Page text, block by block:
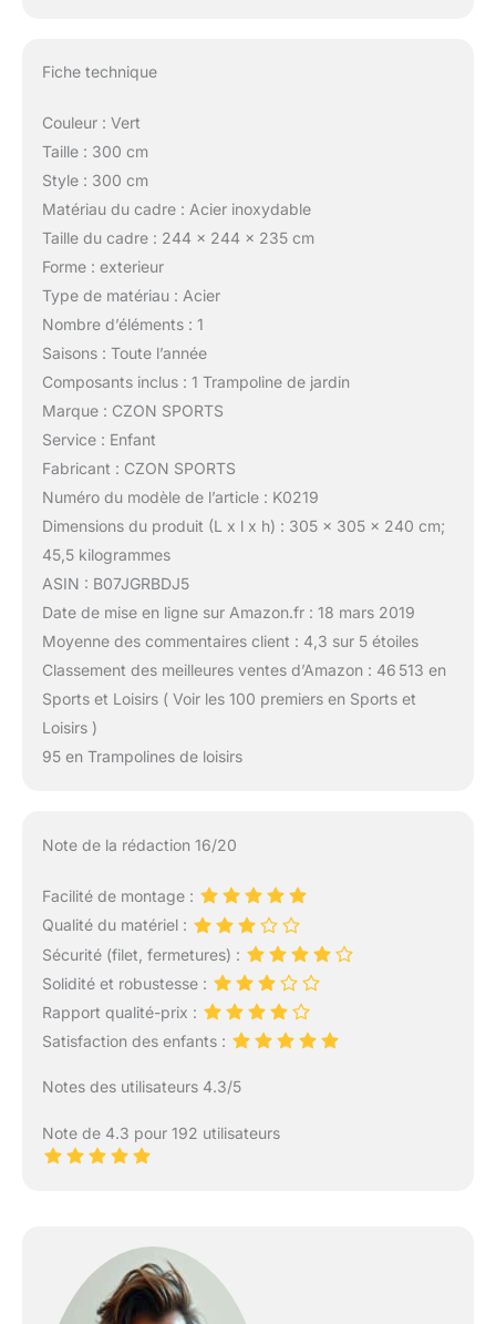
Fiche technique
Couleur : Vert
Taille : 300 cm
Style : 300 cm
Matériau du cadre : Acier inoxydable
Taille du cadre : 244 x 244 x 235 cm
Forme : exterieur
Type de matériau : Acier
Nombre d’éléments : 1
Saisons : Toute l’année
Composants inclus : 1 Trampoline de jardin
Marque : CZON SPORTS
Service : Enfant
Fabricant : CZON SPORTS
Numéro du modèle de l’article : K0219
Dimensions du produit (L x l x h) : 305 x 305 x 240 cm;
45,5 kilogrammes
ASIN : B07JGRBDJ5
Date de mise en ligne sur Amazon.fr : 18 mars 2019
Moyenne des commentaires client : 4,3 sur 5 étoiles
Classement des meilleures ventes d’Amazon : 46 513 en
Sports et Loisirs ( Voir les 100 premiers en Sports et
Loisirs )
95 en Trampolines de loisirs
Note de la rédaction 16/20
Facilité de montage :
Qualité du matériel :
Sécurité (filet, fermetures) :
Solidité et robustesse :
Rapport qualité-prix :
Satisfaction des enfants :
Notes des utilisateurs 4.3/5
Note de 4.3 pour 192 utilisateurs